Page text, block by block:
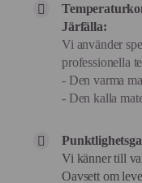
Järfälla:
Vi använder
professionella
- Den varma
- Den kalla
Vi känner till
Oavsett om